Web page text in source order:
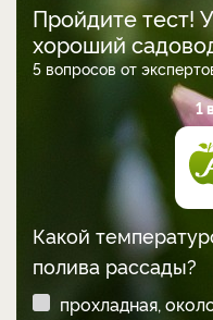
Пройдите тест!
хороший
5 вопросов от
1
Какой
полива рассады?
прохладная,